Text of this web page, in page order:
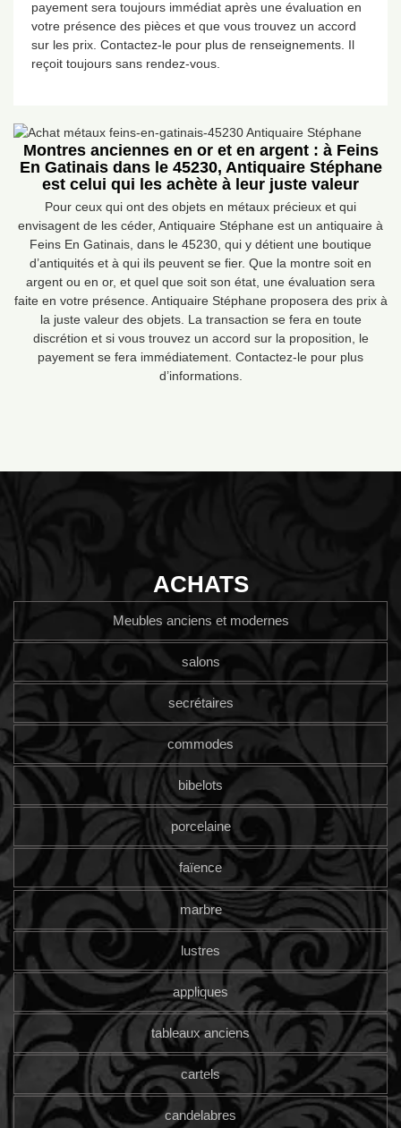
payement sera toujours immédiat après une évaluation en
votre présence des pièces et que vous trouvez un accord
sur les prix. Contactez-le pour plus de renseignements. Il
reçoit toujours sans rendez-vous.
Montres anciennes en or et en argent : à Feins
En Gatinais dans le 45230, Antiquaire Stéphane
est celui qui les achète à leur juste valeur
Pour ceux qui ont des objets en métaux précieux et qui
envisagent de les céder, Antiquaire Stéphane est un antiquaire à
Feins En Gatinais, dans le 45230, qui y détient une boutique
d’antiquités et à qui ils peuvent se fier. Que la montre soit en
argent ou en or, et quel que soit son état, une évaluation sera
faite en votre présence. Antiquaire Stéphane proposera des prix à
la juste valeur des objets. La transaction se fera en toute
discrétion et si vous trouvez un accord sur la proposition, le
payement se fera immédiatement. Contactez-le pour plus
d’informations.
ACHATS
Meubles anciens et modernes
salons
secrétaires
commodes
bibelots
porcelaine
faïence
marbre
lustres
appliques
tableaux anciens
cartels
candelabres